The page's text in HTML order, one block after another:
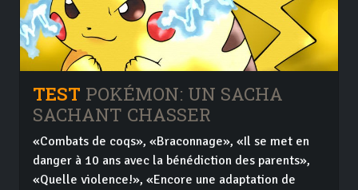
TEST POKÉMON: UN SACHA
SACHANT CHASSER
«Combats de coqs», «Braconnage», «Il se met en
danger à 10 ans avec la bénédiction des parents»,
«Quelle violence!», «Encore une adaptation de